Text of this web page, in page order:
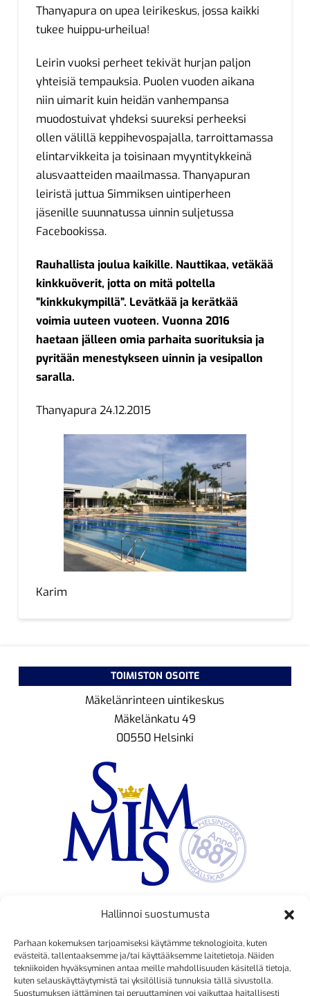
Hallinnoi suostumusta
Parhaan kokemuksen tarjoamiseksi käytämme teknologioita, kuten
evästeitä, tallentaaksemme ja/tai käyttääksemme laitetietoja. Näiden
tekniikoiden hyväksyminen antaa meille mahdollisuuden käsitellä tietoja,
kuten selauskäyttäytymistä tai yksilöllisiä tunnuksia tällä sivustolla.
Suostumuksen jättäminen tai peruuttaminen voi vaikuttaa haitallisesti
Thanyapura on upea leirikeskus, jossa kaikki
tukee huippu-urheilua!
Leirin vuoksi perheet tekivät hurjan paljon
yhteisiä tempauksia. Puolen vuoden aikana
niin uimarit kuin heidän vanhempansa
muodostuivat yhdeksi suureksi perheeksi
ollen välillä keppihevospajalla, tarroittamassa
elintarvikkeita ja toisinaan myyntitykkeinä
alusvaatteiden maailmassa. Thanyapuran
leiristä juttua Simmiksen uintiperheen
jäsenille suunnatussa uinnin suljetussa
Facebookissa.
Rauhallista joulua kaikille. Nauttikaa, vetäkää
kinkkuöverit, jotta on mitä poltella
”kinkkukympillä”. Levätkää ja kerätkää
voimia uuteen vuoteen. Vuonna 2016
haetaan jälleen omia parhaita suorituksia ja
pyritään menestykseen uinnin ja vesipallon
saralla.
Thanyapura 24.12.2015
Karim
TOIMISTON OSOITE
Mäkelänrinteen uintikeskus
Mäkelänkatu 49
00550 Helsinki
Kristiina Mäkinen
040 725 3186
kristiina.makinen@simmis.fi